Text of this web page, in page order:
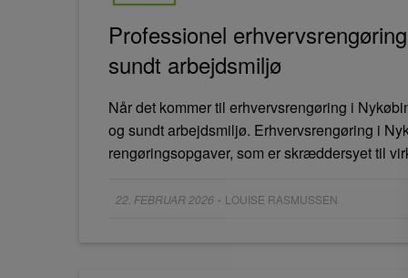
Professionel
sundt arbejdsmiljø
Når det kommer til erhvervsrengøring i
og sundt arbejdsmiljø. Erhvervsrengøring i
rengøringsopgaver, som er skræddersyet til
Posted
22. FEBRUAR 2026 • LOUISE RASMUSSEN